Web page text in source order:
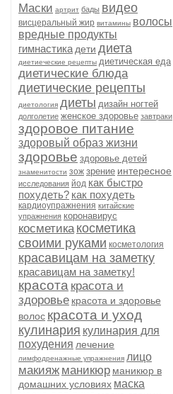
Маски артрит бады видео
висцеральный жир витамины волосы
вредные продукты
гимнастика дети диета
диетиеческие рецепты диетическая еда
диетические блюда
диетические рецепты
диетология диеты дизайн ногтей
долголетие женское здоровье завтраки
здоровое питание
здоровый образ жизни
здоровье здоровье детей
знаменитости зож зрение интересное
исследования йод как быстро
похудеть? как похудеть
кардиоупражнения китайские
упражнения коронавирус
косметика косметика
своими руками косметология
красавицам на заметку
красавицам на заметку!
красота красота и
здоровье красота и здоровье
волос красота и уход
кулинария кулинария для
похудения лечение
лимфодренажные упражнения лицо
макияж маникюр маникюр в
домашних условиях маска